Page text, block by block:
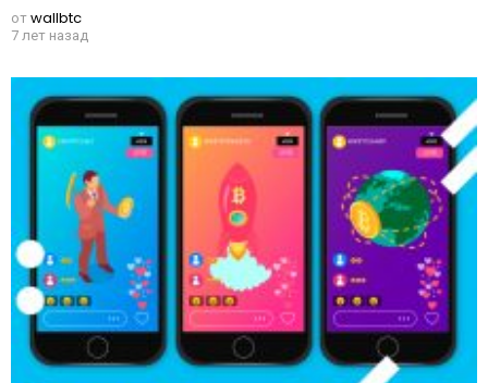
отwallbtc
7 лет назад